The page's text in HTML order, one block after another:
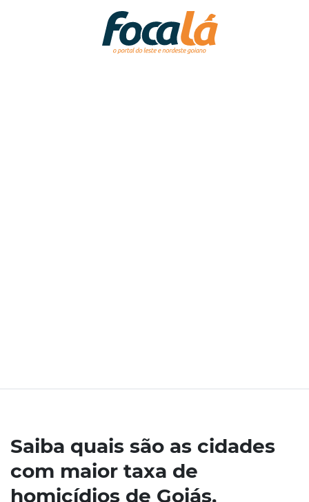
Saiba quais são as cidades
com maior taxa de
homicídios de Goiás,